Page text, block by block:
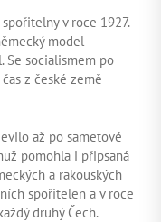
v roce 1927.
model
Se socialismem po
z české země
až po sametové
pomohla i připsaná
a rakouských
spořitelen a v roce
druhý Čech.